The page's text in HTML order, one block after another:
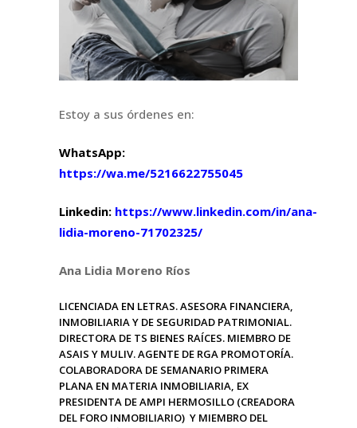
Estoy a sus órdenes en:
WhatsApp:
https://wa.me/5216622755045
Linkedin: https://www.linkedin.com/in/ana-
lidia-moreno-71702325/
Ana Lidia Moreno Ríos
LICENCIADA EN LETRAS. ASESORA FINANCIERA,
INMOBILIARIA Y DE SEGURIDAD PATRIMONIAL.
DIRECTORA DE TS BIENES RAÍCES. MIEMBRO DE
ASAIS Y MULIV. AGENTE DE RGA PROMOTORÍA.
COLABORADORA DE SEMANARIO PRIMERA
PLANA EN MATERIA INMOBILIARIA, EX
PRESIDENTA DE AMPI HERMOSILLO (CREADORA
DEL FORO INMOBILIARIO) Y MIEMBRO DEL